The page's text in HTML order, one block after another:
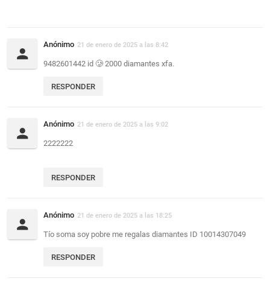
Anónimo 21 de enero de 2025 a las 8:42
9482601442 id 🥲 2000 diamantes xfa.
RESPONDER
Anónimo 21 de enero de 2025 a las 9:02
2222222
RESPONDER
Anónimo 21 de enero de 2025 a las 18:25
Tío soma soy pobre me regalas diamantes ID 10014307049
RESPONDER